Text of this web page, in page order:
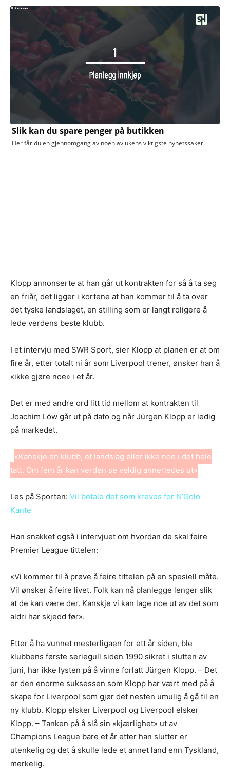
Klopp annonserte at han går ut kontrakten for så å ta seg
en friår, det ligger i kortene at han kommer til å ta over
det tyske landslaget, en stilling som er langt roligere å
lede verdens beste klubb.
I et intervju med SWR Sport, sier Klopp at planen er at om
fire år, etter totalt ni år som Liverpool trener, ønsker han å
«ikke gjøre noe» i et år.
Det er med andre ord litt tid mellom at kontrakten til
Joachim Löw går ut på dato og når Jürgen Klopp er ledig
på markedet.
«Kanskje en klubb, et landslag eller ikke noe i det hele
tatt. Om fem år kan verden se veldig annerledes ut»
Les på Sporten: Vil betale det som kreves for N’Golo
Kante
Han snakket også i intervjuet om hvordan de skal feire
Premier League tittelen:
«Vi kommer til å prøve å feire tittelen på en spesiell måte.
Vil ønsker å feire livet. Folk kan nå planlegge lenger slik
at de kan være der. Kanskje vi kan lage noe ut av det som
aldri har skjedd før».
Etter å ha vunnet mesterligaen for ett år siden, ble
klubbens første seriegull siden 1990 sikret i slutten av
juni, har ikke lysten på å vinne forlatt Jürgen Klopp. – Det
er den enorme suksessen som Klopp har vært med på å
skape for Liverpool som gjør det nesten umulig å gå til en
ny klubb. Klopp elsker Liverpool og Liverpool elsker
Klopp. – Tanken på å slå sin «kjærlighet» ut av
Champions League bare et år etter han slutter er
utenkelig og det å skulle lede et annet land enn Tyskland,
merkelig.